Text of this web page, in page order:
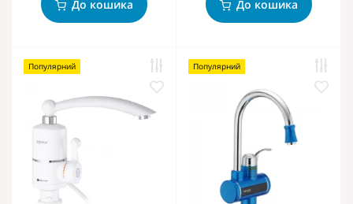
До кошика До кошика
Популярний Популярний